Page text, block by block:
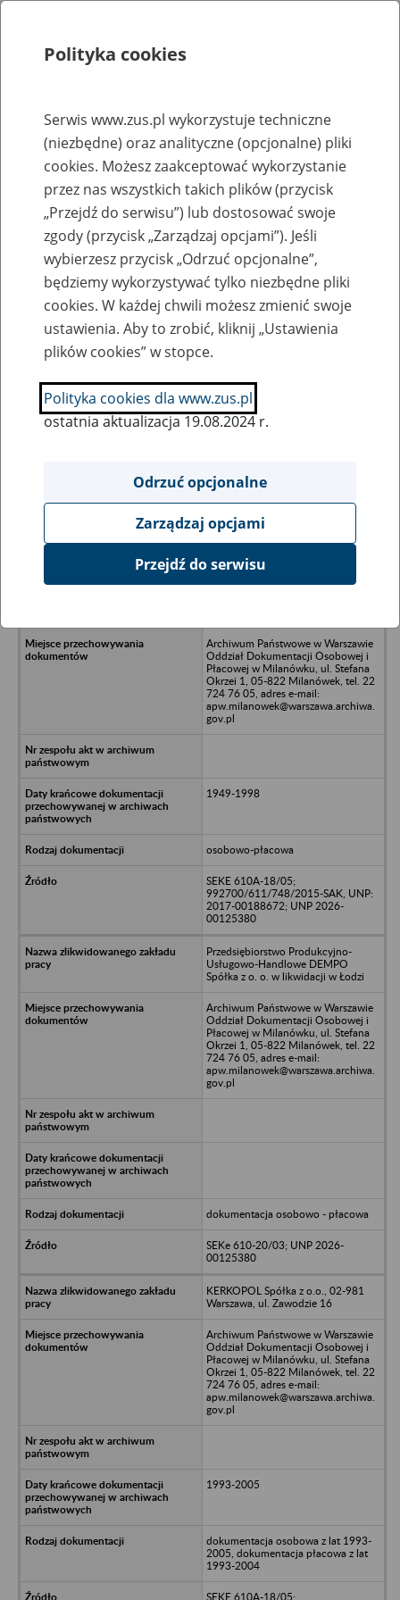
Rejestry, ewidencje i archiwa
Baza zlikwidowanych lub
przekształconych zakładów pracy
Nazwa zakładu pracy:
SZUKAJ
Ukryj wszystkie pozycje bazy
Okręgowa Spółdzielnia Mleczarska
Archiwum Państwowe w Warszawie
Oddział Dokumentacji Osobowej i
Płacowej w Milanówku, ul. Stefana
Okrzei 1, 05-822 Milanówek, tel. 22
724 76 05, adres e-mail:
apw.milanowek@warszawa.archiwa.
gov.pl
1949-1998
osobowo-płacowa
SEKE 610A-18/05;
992700/611/748/2015-SAK, UNP:
2017-00188672; UNP 2026-
00125380
Przedsiębiorstwo Produkcyjno-
Usługowo-Handlowe DEMPO
Spółka z o. o. w likwidacji w Łodzi
Archiwum Państwowe w Warszawie
Oddział Dokumentacji Osobowej i
Płacowej w Milanówku, ul. Stefana
Okrzei 1, 05-822 Milanówek, tel. 22
724 76 05, adres e-mail:
apw.milanowek@warszawa.archiwa.
gov.pl
dokumentacja osobowo - płacowa
SEKe 610-20/03; UNP 2026-
00125380
KERKOPOL Spółka z o.o., 02-981
Warszawa, ul. Zawodzie 16
Archiwum Państwowe w Warszawie
Oddział Dokumentacji Osobowej i
Płacowej w Milanówku, ul. Stefana
Okrzei 1, 05-822 Milanówek, tel. 22
724 76 05, adres e-mail:
apw.milanowek@warszawa.archiwa.
gov.pl
1993-2005
dokumentacja osobowa z lat 1993-
2005, dokumentacja płacowa z lat
1993-2004
SEKE 610A-18/05;
Polityka cookies
Serwis www.zus.pl wykorzystuje techniczne
(niezbędne) oraz analityczne (opcjonalne) pliki
cookies. Możesz zaakceptować wykorzystanie
przez nas wszystkich takich plików (przycisk
„Przejdź do serwisu”) lub dostosować swoje
zgody (przycisk „Zarządzaj opcjami”). Jeśli
wybierzesz przycisk „Odrzuć opcjonalne”,
będziemy wykorzystywać tylko niezbędne pliki
cookies. W każdej chwili możesz zmienić swoje
ustawienia. Aby to zrobić, kliknij „Ustawienia
plików cookies” w stopce.
Polityka cookies dla www.zus.pl
ostatnia aktualizacja 19.08.2024 r.
Odrzuć opcjonalne
Zarządzaj opcjami
Przejdź do serwisu